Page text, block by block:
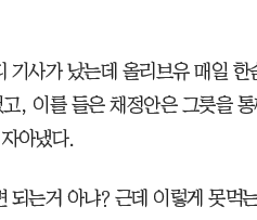
기사가 났는데 올리브유 매일 한
, 이를 들은 채정안은 그릇을 통
아냈다.
되는거 아냐? 근데 이렇게 못먹